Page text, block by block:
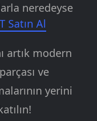
neredeyse
Satın Al
artık modern
ve
yerini